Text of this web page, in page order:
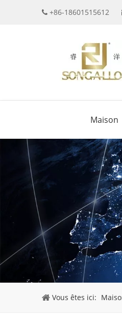
 +86-18601515612
Maison
Vous êtes ici: